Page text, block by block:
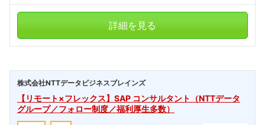
詳細を見る
株式会社NTTデータビジネスブレインズ
【リモート×フレックス】SAP コンサルタント（NTTデータ
グループ／フォロー制度／福利厚生多数）